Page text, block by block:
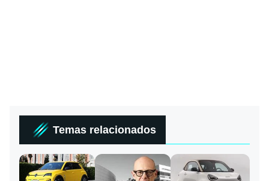
Temas relacionados